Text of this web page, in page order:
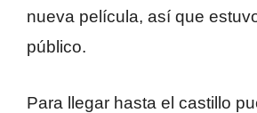
nueva película, así que
público.
Para llegar hasta el castillo